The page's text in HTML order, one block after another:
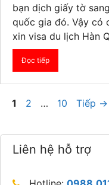
bạn dịch giấy tờ
quốc gia đó. Vậy có
xin visa du lịch Hàn
Đọc tiếp
Trang
1 Trang
2 … Trang
10 Tiếp →
Liên hệ hỗ trợ